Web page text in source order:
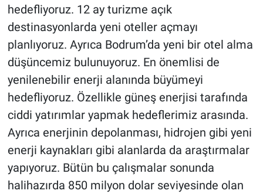
hedefliyoruz. 12 ay turizme açık
destinasyonlarda yeni oteller açmayı
planlıyoruz. Ayrıca Bodrum’da yeni bir otel alma
düşüncemiz bulunuyoruz. En önemlisi de
yenilenebilir enerji alanında büyümeyi
hedefliyoruz. Özellikle güneş enerjisi tarafında
ciddi yatırımlar yapmak hedeflerimiz arasında.
Ayrıca enerjinin depolanması, hidrojen gibi yeni
enerji kaynakları gibi alanlarda da araştırmalar
yapıyoruz. Bütün bu çalışmalar sonunda
halihazırda 850 milyon dolar seviyesinde olan